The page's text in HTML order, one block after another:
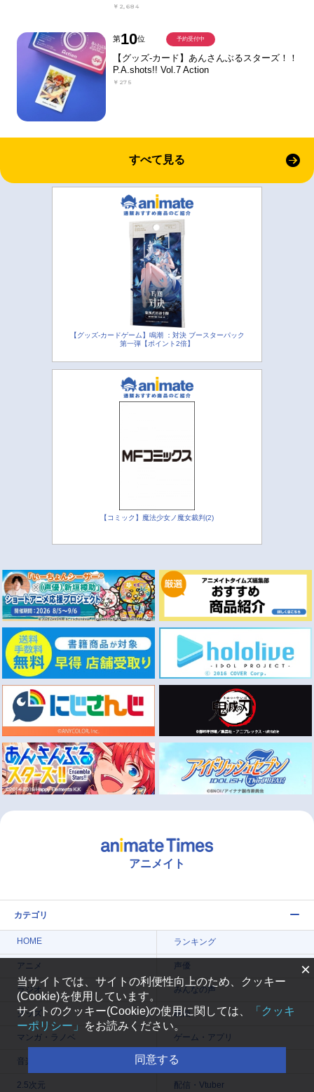
￥2,684
第10位
【グッズ-カード】あんさんぶるスターズ！！
P.A.shots!! Vol.7 Action
￥275
予約受付中
すべて見る
【グッズ-カードゲーム】鳴潮 ：対決 ブースターパック
第一弾【ポイント2倍】
【コミック】魔法少女ノ魔女裁判(2)
アニメイト
カテゴリ
HOME ランキング
アニメ 声優
ラジオ みんなの声
グッズ 映画
マンガ・ラノベ ゲーム・アプリ
音楽 コスプレ
2.5次元 配信・Vtuber
×
当サイトでは、サイトの利便性向上のため、クッキー
(Cookie)を使用しています。
サイトのクッキー(Cookie)の使用に関しては、
「クッキ
ーポリシー」
をお読みください。
同意する